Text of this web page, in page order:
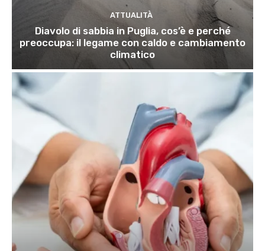
ATTUALITÀ
Diavolo di sabbia in Puglia, cos’è e perché
preoccupa: il legame con caldo e cambiamento
climatico